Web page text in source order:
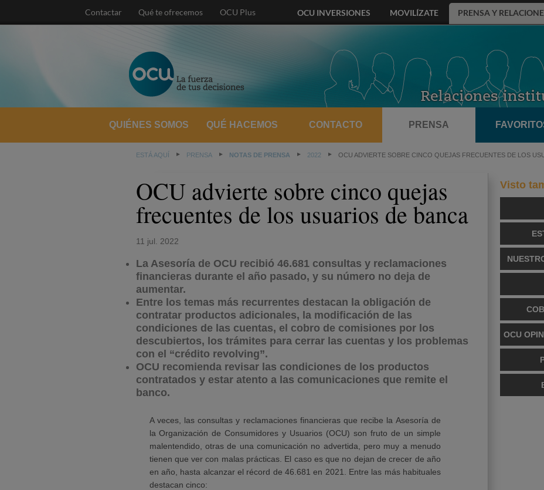
Contactar Qué te ofrecemos OCU Plus OCU INVERSIONES MOVILÍZATE PRENSA Y
QUIÉNES SOMOS QUÉ HACEMOS CONTACTO PRENSA
ESTÁ AQUÍ PRENSA NOTAS DE PRENSA 2022 OCU ADVIERTE SOBRE CINCO QUEJAS FRECUENTES DE LOS
OCU advierte sobre cinco quejas
frecuentes de los usuarios de banca
11 jul. 2022
La Asesoría de OCU recibió 46.681 consultas y reclamaciones
financieras durante el año pasado, y su número no deja de
aumentar.
Entre los temas más recurrentes destacan la obligación de
contratar productos adicionales, la modificación de las
condiciones de las cuentas, el cobro de comisiones por los
descubiertos, los trámites para cerrar las cuentas y los problemas
con el “crédito revolving”.
OCU recomienda revisar las condiciones de los productos
contratados y estar atento a las comunicaciones que remite el
banco.
A veces, las consultas y reclamaciones financieras que recibe la Asesoría de
la Organización de Consumidores y Usuarios (OCU) son fruto de un simple
malentendido, otras de una comunicación no advertida, pero muy a menudo
tienen que ver con malas prácticas. El caso es que no dejan de crecer de año
en año, hasta alcanzar el récord de 46.681 en 2021. Entre las más habituales
destacan cinco:
Visto
OCU